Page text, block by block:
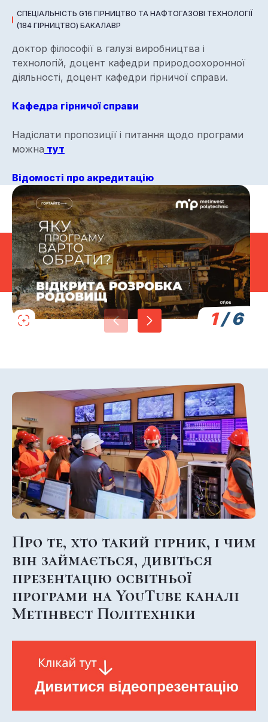
СПЕЦІАЛЬНІСТЬ G16 ГІРНИЦТВО ТА НАФТОГАЗОВІ ТЕХНОЛОГІЇ
(184 ГІРНИЦТВО) БАКАЛАВР
доктор філософії в галузі виробництва і
технологій, доцент кафедри природоохоронної
діяльності, доцент кафедри гірничої справи.
Кафедра гірничої справи
Надіслати пропозиції і питання щодо програми
можна тут
Відомості про акредитацію
1/6
Про те, хто такий гірник, і чим
він займається, дивіться
презентацію освітньої
програми на YouTube каналі
Метінвест Політехніки